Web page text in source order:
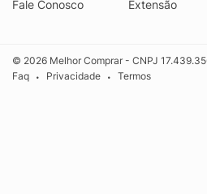
Fale Conosco
Extensão
© 2026 Melhor Comprar - CNPJ
Faq
• Privacidade • Termos